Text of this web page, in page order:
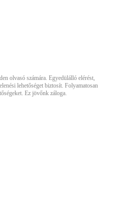
olvasó számára. Egyedülálló elérést,
lehetőséget biztosít. Folyamatosan
Ez jövőnk záloga.